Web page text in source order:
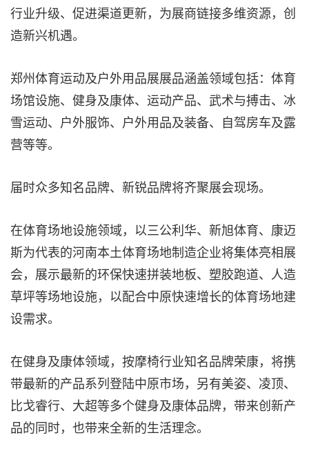
行业升级、促进渠道更新，为展商链接多维资源，创
造新兴机遇。
郑州体育运动及户外用品展展品涵盖领域包括：体育
场馆设施、健身及康体、运动产品、武术与搏击、冰
雪运动、户外服饰、户外用品及装备、自驾房车及露
营等等。
届时众多知名品牌、新锐品牌将齐聚展会现场。
在体育场地设施领域，以三公利华、新旭体育、康迈
斯为代表的河南本土体育场地制造企业将集体亮相展
会，展示最新的环保快速拼装地板、塑胶跑道、人造
草坪等场地设施，以配合中原快速增长的体育场地建
设需求。
在健身及康体领域，按摩椅行业知名品牌荣康，将携
带最新的产品系列登陆中原市场，另有美姿、凌顶、
比戈睿行、大超等多个健身及康体品牌，带来创新产
品的同时，也带来全新的生活理念。